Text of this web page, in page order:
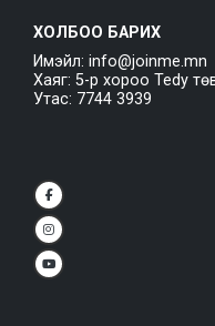
ХОЛБОО БАРИХ
Имэйл: info@joinme.mn
Хаяг: 5-р хороо Tedy
Утас: 7744 3939